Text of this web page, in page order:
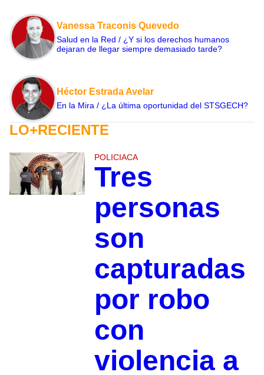
Vanessa Traconis Quevedo
Salud en la Red / ¿Y si los derechos humanos
dejaran de llegar siempre demasiado tarde?
Héctor Estrada Avelar
En la Mira / ¿La última oportunidad del STSGECH?
LO+RECIENTE
POLICIACA
Tres
personas
son
capturadas
por robo
con
violencia a